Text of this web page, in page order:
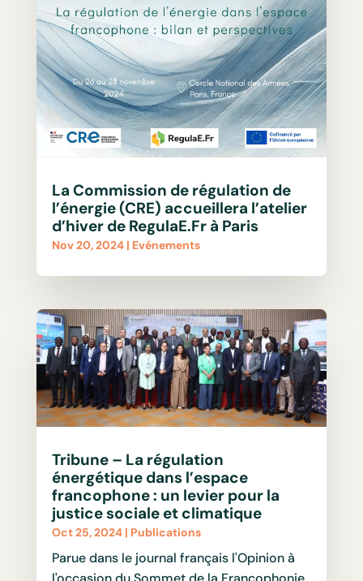
La Commission de régulation de
l’énergie (CRE) accueillera l’atelier
d’hiver de RegulaE.Fr à Paris
Nov 20, 2024| Evénements
Tribune – La régulation
énergétique dans l’espace
francophone : un levier pour la
justice sociale et climatique
Oct 25, 2024| Publications
Parue dans le journal français l'Opinion à